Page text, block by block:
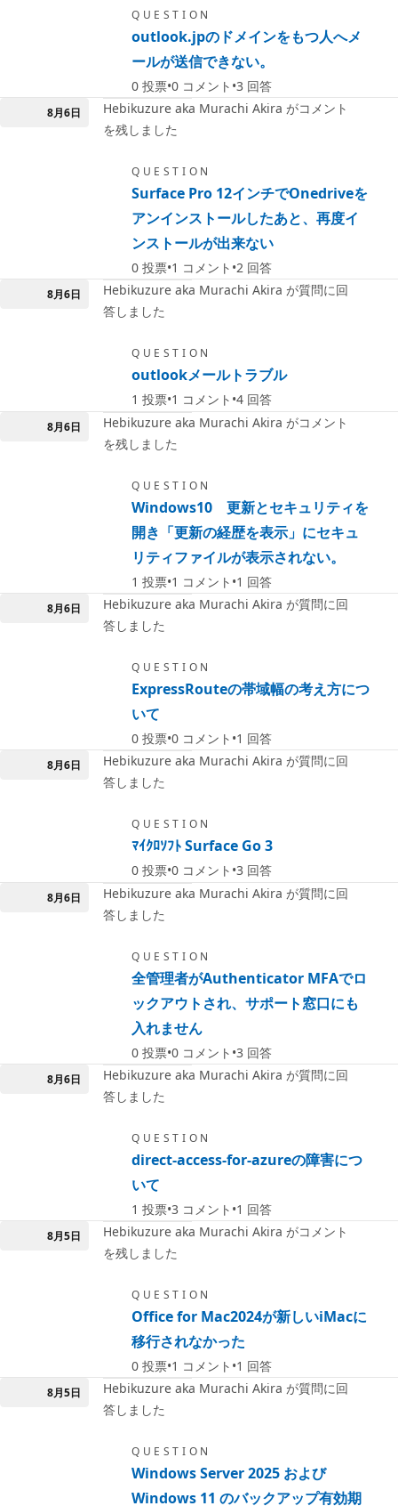
QUESTION
outlook.jpのドメインをもつ人へメ
ールが送信できない。
0 投票 0 コメント 3 回答
8月6日
Hebikuzure aka Murachi Akira がコメント
を残しました
QUESTION
Surface Pro 12インチでOnedriveを
アンインストールしたあと、再度イ
ンストールが出来ない
0 投票 1 コメント 2 回答
8月6日
Hebikuzure aka Murachi Akira が質問に回
答しました
QUESTION
outlookメールトラブル
1 投票 1 コメント 4 回答
8月6日
Hebikuzure aka Murachi Akira がコメント
を残しました
QUESTION
Windows10 更新とセキュリティを
開き「更新の経歴を表示」にセキュ
リティファイルが表示されない。
1 投票 1 コメント 1 回答
8月6日
Hebikuzure aka Murachi Akira が質問に回
答しました
QUESTION
ExpressRouteの帯域幅の考え方につ
いて
0 投票 0 コメント 1 回答
8月6日
Hebikuzure aka Murachi Akira が質問に回
答しました
QUESTION
ﾏｲｸﾛｿﾌﾄ Surface Go 3
0 投票 0 コメント 3 回答
8月6日
Hebikuzure aka Murachi Akira が質問に回
答しました
QUESTION
全管理者がAuthenticator MFAでロ
ックアウトされ、サポート窓口にも
入れません
0 投票 0 コメント 3 回答
8月6日
Hebikuzure aka Murachi Akira が質問に回
答しました
QUESTION
direct-access-for-azureの障害につ
いて
1 投票 3 コメント 1 回答
8月5日
Hebikuzure aka Murachi Akira がコメント
を残しました
QUESTION
Office for Mac2024が新しいiMacに
移行されなかった
0 投票 1 コメント 1 回答
8月5日
Hebikuzure aka Murachi Akira が質問に回
答しました
QUESTION
Windows Server 2025 および
Windows 11 のバックアップ有効期